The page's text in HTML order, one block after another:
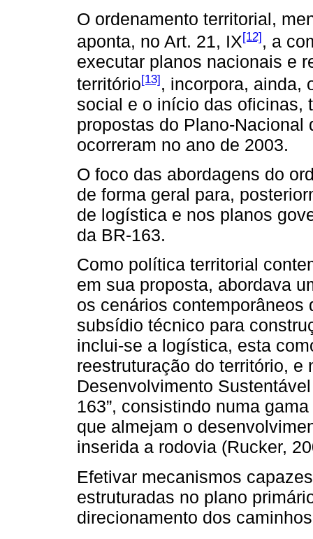
O ordenamento territorial,
aponta, no Art. 21, IX[12], a
executar planos nacionais e
território[13], incorpora, ainda,
social e o início das oficinas,
propostas do Plano-Nacional
ocorreram no ano de 2003.
O foco das abordagens do
de forma geral para,
de logística e nos planos
da BR-163.
Como política territorial
em sua proposta, abordava
os cenários
subsídio técnico para
inclui-se a logística, esta
reestruturação do território, e
Desenvolvimento
163”, consistindo numa
que almejam o
inserida a rodovia (Rucker,
Efetivar mecanismos
estruturadas no plano
direcionamento dos